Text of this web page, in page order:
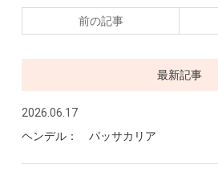
前の記事
最新記事
2026.06.17
ヘンデル： パッサカリア